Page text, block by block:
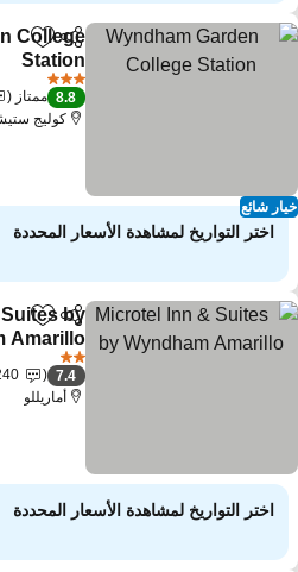
شائع
مشاركة
College
Station
مشاهدة
8.8 ممتاز
كوليج
اختر التواريخ لمشاهدة الأسعار المحددة
مشاركة
Suites by
Amarillo
مشاهدة
7.4
أماريللو
اختر التواريخ لمشاهدة الأسعار المحددة